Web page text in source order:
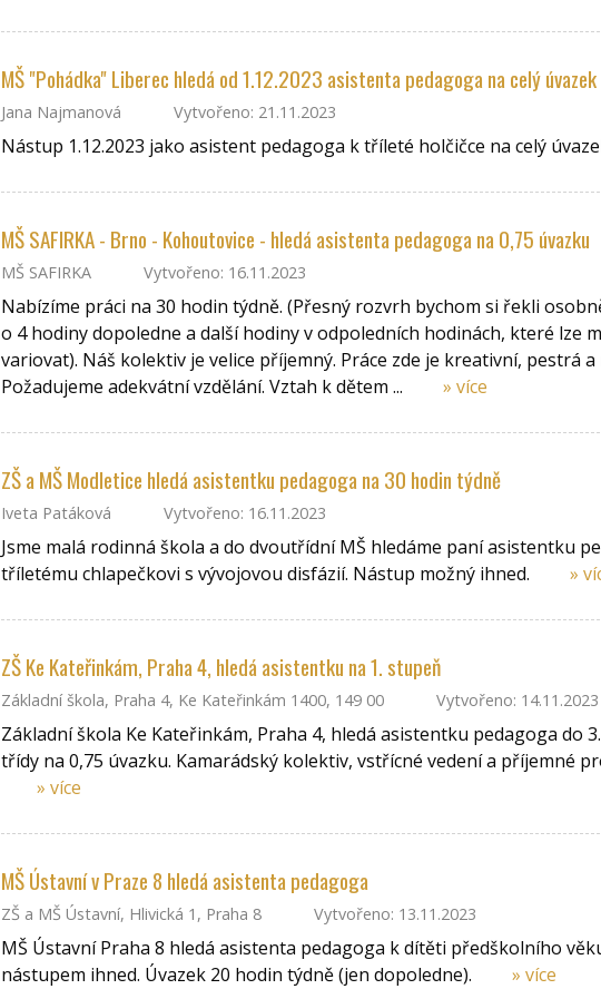
MŠ "Pohádka" Liberec hledá od 1.12.2023 asistenta pedagoga na celý úvazek
Jana Najmanová Vytvořeno: 21.11.2023
Nástup 1.12.2023 jako asistent pedagoga k tříleté holčičce na celý
MŠ SAFIRKA - Brno - Kohoutovice - hledá asistenta pedagoga na 0,75 úvazku
MŠ SAFIRKA Vytvořeno: 16.11.2023
Nabízíme práci na 30 hodin týdně. (Přesný rozvrh bychom si řekli
o 4 hodiny dopoledne a další hodiny v odpoledních hodinách, které lze
variovat). Náš kolektiv je velice příjemný. Práce zde je kreativní, pestrá a
Požadujeme adekvátní vzdělání. Vztah k dětem ...
» více
ZŠ a MŠ Modletice hledá asistentku pedagoga na 30 hodin týdně
Iveta Patáková Vytvořeno: 16.11.2023
Jsme malá rodinná škola a do dvoutřídní MŠ hledáme paní asistentku
tříletému chlapečkovi s vývojovou disfázií. Nástup možný ihned.
»
ZŠ Ke Kateřinkám, Praha 4, hledá asistentku na 1. stupeň
Základní škola, Praha 4, Ke Kateřinkám 1400, 149 00 Vytvořeno: 14.11.2023
Základní škola Ke Kateřinkám, Praha 4, hledá asistentku pedagoga do
třídy na 0,75 úvazku. Kamarádský kolektiv, vstřícné vedení a příjemné
» více
MŠ Ústavní v Praze 8 hledá asistenta pedagoga
ZŠ a MŠ Ústavní, Hlivická 1, Praha 8 Vytvořeno: 13.11.2023
MŠ Ústavní Praha 8 hledá asistenta pedagoga k dítěti předškolního
nástupem ihned. Úvazek 20 hodin týdně (jen dopoledne).
» více